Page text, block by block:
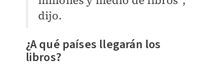
dijo.
¿A qué países llegarán los
libros?